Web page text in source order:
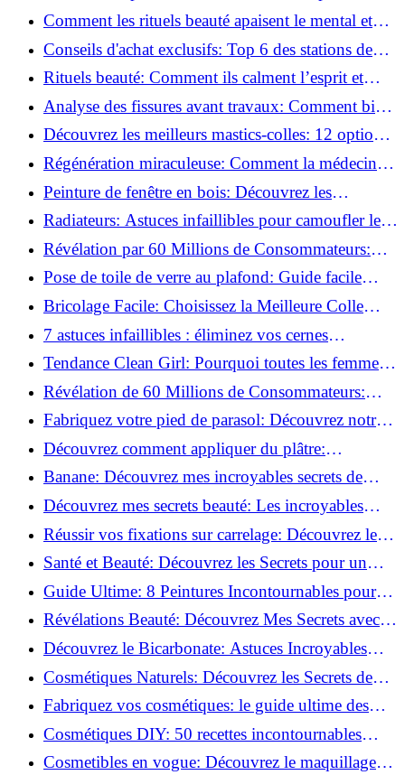
basse pression
Comment les rituels beauté apaisent le mental et
créent des moments pour soi ?
Conseils d'achat exclusifs: Top 6 des stations de
peinture basse pression incontournables!
Rituels beauté: Comment ils calment l’esprit et
chouchoutent votre âme!
Analyse des fissures avant travaux: Comment bien
préparer vos surfaces!
Découvrez les meilleurs mastics-colles: 12 options
dès 6,70 €!
Régénération miraculeuse: Comment la médecine
régénérative peut restaurer votre confiance!
Peinture de fenêtre en bois: Découvrez les
techniques infaillibles pour un résultat parfait!
Radiateurs: Astuces infaillibles pour camoufler les
tuyaux apparents!
Révélation par 60 Millions de Consommateurs:
Découvrez le sérum anti-rides numéro un!
Pose de toile de verre au plafond: Guide facile
pour débutants!
Bricolage Facile: Choisissez la Meilleure Colle
pour Chaque Matériau!
7 astuces infaillibles : éliminez vos cernes
rapidement !
Tendance Clean Girl: Pourquoi toutes les femmes
l'adoptent?
Révélation de 60 Millions de Consommateurs:
Découvrez le meilleur fond de teint pour votre
peau!
Fabriquez votre pied de parasol: Découvrez notre
tutoriel facile !
Découvrez comment appliquer du plâtre:
Techniques pour un mur intérieur parfait!
Banane: Découvrez mes incroyables secrets de
beauté!
Découvrez mes secrets beauté: Les incroyables
vertus du curcuma!
Réussir vos fixations sur carrelage: Découvrez les
astuces infaillibles !
Santé et Beauté: Découvrez les Secrets pour un
Bien-être Optimal!
Guide Ultime: 8 Peintures Incontournables pour
Bois Extérieurs!
Révélations Beauté: Découvrez Mes Secrets avec le
Thé Vert Matcha!
Découvrez le Bicarbonate: Astuces Incroyables
pour Votre Quotidien!
Cosmétiques Naturels: Découvrez les Secrets de
Beauté Éco-responsables!
Fabriquez vos cosmétiques: le guide ultime des
produits de beauté maison!
Cosmétiques DIY: 50 recettes incontournables
pour sublimer votre beauté naturelle!
Cosmetibles en vogue: Découvrez le maquillage